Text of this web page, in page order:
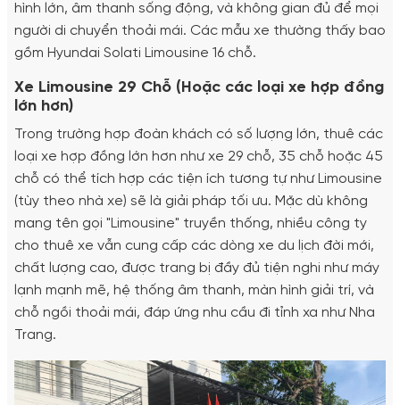
hình lớn, âm thanh sống động, và không gian đủ để mọi
người di chuyển thoải mái. Các mẫu xe thường thấy bao
gồm Hyundai Solati Limousine 16 chỗ.
Xe Limousine 29 Chỗ (Hoặc các loại xe hợp đồng
lớn hơn)
Trong trường hợp đoàn khách có số lượng lớn, thuê các
loại xe hợp đồng lớn hơn như xe 29 chỗ, 35 chỗ hoặc 45
chỗ có thể tích hợp các tiện ích tương tự như Limousine
(tùy theo nhà xe) sẽ là giải pháp tối ưu. Mặc dù không
mang tên gọi "Limousine" truyền thống, nhiều công ty
cho thuê xe vẫn cung cấp các dòng xe du lịch đời mới,
chất lượng cao, được trang bị đầy đủ tiện nghi như máy
lạnh mạnh mẽ, hệ thống âm thanh, màn hình giải trí, và
chỗ ngồi thoải mái, đáp ứng nhu cầu đi tỉnh xa như Nha
Trang.